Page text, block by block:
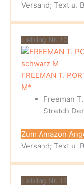
Versand; Text u.
Liebling Nr. 10
FREEMAN T.
M*
Freeman
Stretch
Zum Amazon
Versand; Text u.
Liebling Nr. 11